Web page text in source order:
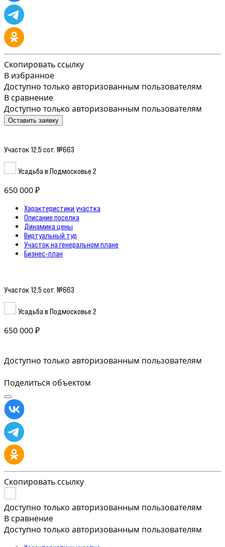
Скопировать ссылку
В избранное
Доступно только авторизованным пользователям
В сравнение
Доступно только авторизованным пользователям
Оставить заявку
Участок 12,5 сот. №663
Усадьба в Подмосковье 2
650 000 ₽
Характеристики участка
Описание поселка
Динамика цены
Виртуальный тур
Участок на генеральном плане
Бизнес-план
Участок 12,5 сот. №663
Усадьба в Подмосковье 2
650 000 ₽
Доступно только авторизованным пользователям
Поделиться объектом
Скопировать ссылку
Доступно только авторизованным пользователям
В сравнение
Доступно только авторизованным пользователям